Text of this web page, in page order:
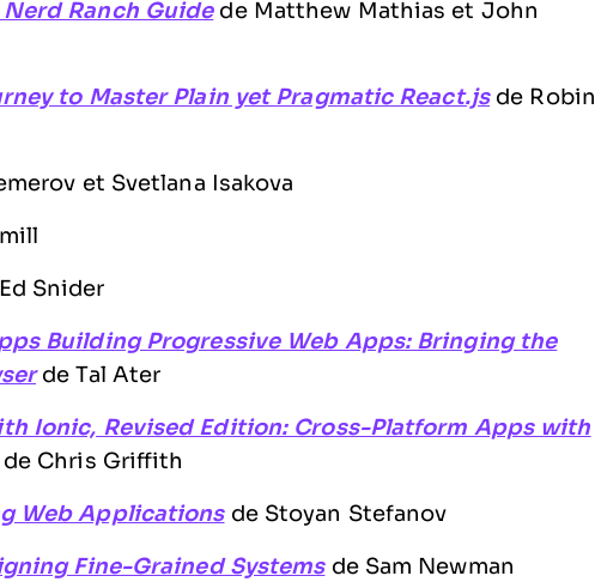
Ranch Guidede Matthew Mathias et John
to Master Plain yet Pragmatic React.js de Robin
et Svetlana Isakova
Snider
Building Progressive Web Apps: Bringing the
de Tal Ater
Ionic, Revised Edition: Cross-Platform Apps with
de Chris Griffith
Web Applicationsde Stoyan Stefanov
Fine-Grained Systemsde Sam Newman